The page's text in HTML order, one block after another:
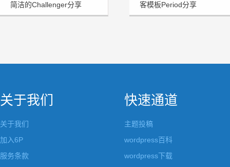
简洁的Challenger分享
客模板Period分享
关于我们
关于我们
加入6P
服务条款
快速通道
主题投稿
wordpress百科
wordpress下载